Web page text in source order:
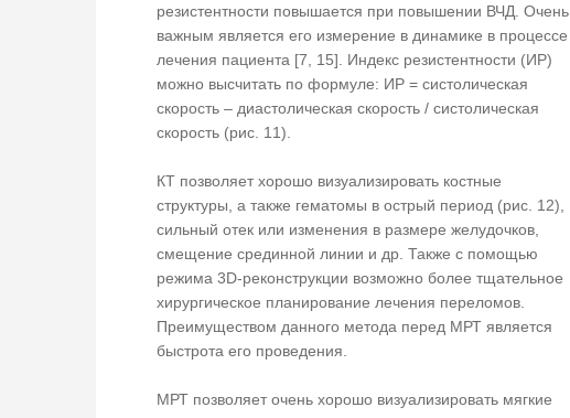
резистентности повышается при повышении ВЧД. Очень
важным является его измерение в динамике в процессе
лечения пациента [7, 15]. Индекс резистентности (ИР)
можно высчитать по формуле: ИР = систолическая
скорость – диастолическая скорость / систолическая
скорость (рис. 11).
КТ позволяет хорошо визуализировать костные
структуры, а также гематомы в острый период (рис. 12),
сильный отек или изменения в размере желудочков,
смещение срединной линии и др. Также с помощью
режима 3D-реконструкции возможно более тщательное
хирургическое планирование лечения переломов.
Преимуществом данного метода перед МРТ является
быстрота его проведения.
МРТ позволяет очень хорошо визуализировать мягкие